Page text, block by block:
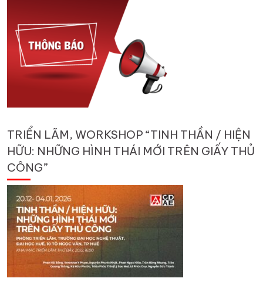
TRIỂN LÃM, WORKSHOP “TINH THẦN / HIỆN
HỮU: NHỮNG HÌNH THÁI MỚI TRÊN GIẤY THỦ
CÔNG”